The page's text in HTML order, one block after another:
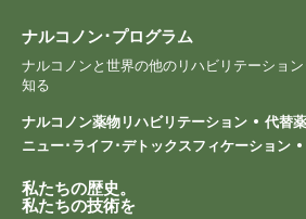
ナルコノン･プログラム
ナルコノンと世界の他のリハビリテーショ
知る
ナルコノン薬物リハビリテーション
代替
ニュー･ライフ･デトックスフィケーション
私たちの歴史。
私たちの技術を